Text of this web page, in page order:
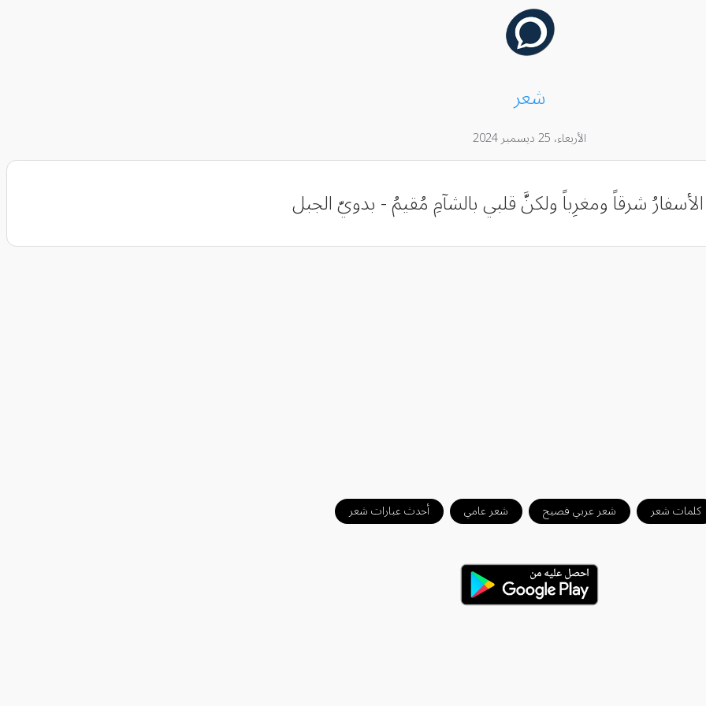
شعر
الأربعاء، 25 ديسمبر 2024
شرقاً ومغرِباً ولكنَّ قلبي بالشآمِ مُقيمُ - بدويّ الجبل
كلمات شعر شعر عربي فصيح شعر عامي أحدث عبارات شعر